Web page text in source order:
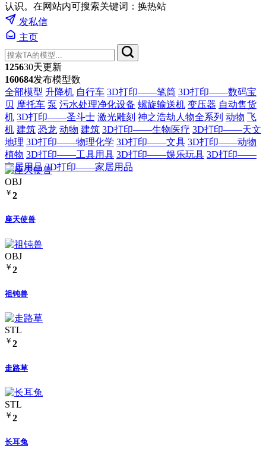
认识。在网站内可搜索关键词：换热站
发私信
主页
125630天更新
160684发布模型数
全部模型 升降机 自行车 3D打印——笔筒 3D打印——数码宝
贝 摩托车 泵 污水处理净化设备 螺旋输送机 变压器 自动售货
机 3D打印——圣斗士 激光雕刻 神之浩劫人物全系列 动物 飞
机 建筑 恐龙 动物 建筑 3D打印——生物医疗 3D打印——天文
地理 3D打印——物理化学 3D打印——文具 3D打印——动物
植物 3D打印——工具用具 3D打印——娱乐玩具 3D打印——
家居用品 3D打印——家居用品
OBJ
￥ 2
座天使兽
OBJ
￥ 2
祖钝兽
STL
￥ 2
走路草
STL
￥ 2
长耳兔